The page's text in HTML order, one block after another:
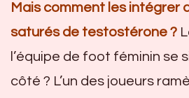
Mais comment les intégrer
saturés de testostérone ?
l’équipe de foot féminin se
côté ? L’un des joueurs